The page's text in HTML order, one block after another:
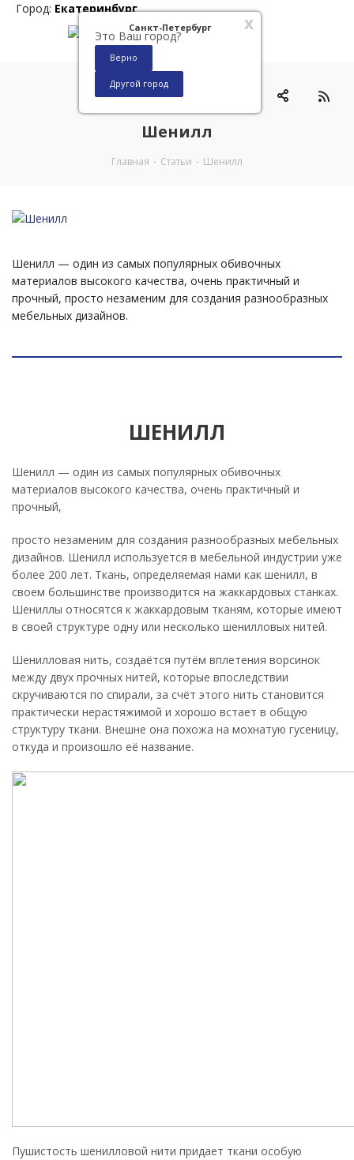
x
Санкт-Петербург
Это Ваш город?
Верно
Другой город
Город: Екатеринбург
0
Шенилл
Главная - Статьи - Шенилл
Шенилл — один из самых популярных обивочных
материалов высокого качества, очень практичный и
прочный, просто незаменим для создания разнообразных
мебельных дизайнов.
ШЕНИЛЛ
Шенилл — один из самых популярных обивочных
материалов высокого качества, очень практичный и
прочный,
просто незаменим для создания разнообразных мебельных
дизайнов. Шенилл используется в мебельной индустрии уже
более 200 лет. Ткань, определяемая нами как шенилл, в
своем большинстве производится на жаккардовых станках.
Шениллы относятся к жаккардовым тканям, которые имеют
в своей структуре одну или несколько шенилловых нитей.
Шенилловая нить, создаётся путём вплетения ворсинок
между двух прочных нитей, которые впоследствии
скручиваются по спирали, за счёт этого нить становится
практически нерастяжимой и хорошо встает в общую
структуру ткани. Внешне она похожа на мохнатую гусеницу,
откуда и произошло её название.
Пушистость шенилловой нити придает ткани особую